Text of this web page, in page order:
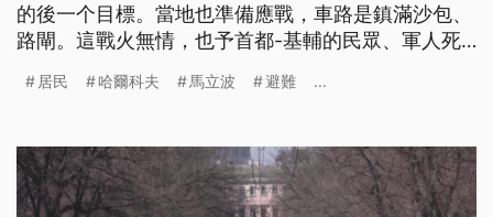
的後一个目標。當地也準備應戰，車路是鎮滿沙包、
路閘。這戰火無情，也予首都-基輔的民眾、軍人死
經囥甲規个架仔攏是。
居民 哈爾科夫 馬立波 避難 ...